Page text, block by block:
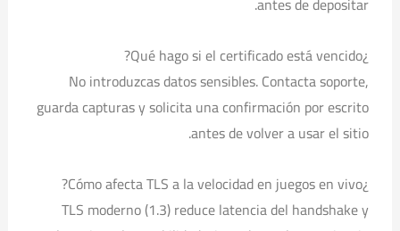
¿Qué hago si el certificado está vencido?
No introduzcas datos sensibles. Contacta soporte,
guarda capturas y solicita una confirmación por escrito
antes de volver a usar el sitio.
¿Cómo afecta TLS a la velocidad en juegos en vivo?
TLS moderno (1.3) reduce latencia del handshake y